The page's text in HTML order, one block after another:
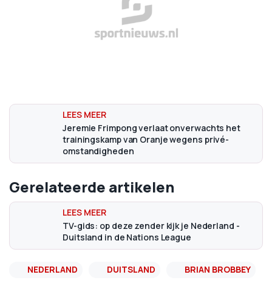
Jeremie Frimpong verlaat onverwachts het
trainingskamp van Oranje wegens privé-
omstandigheden
Gerelateerde artikelen
TV-gids: op deze zender kijk je Nederland -
Duitsland in de Nations League
NEDERLAND DUITSLAND BRIAN BROBBEY